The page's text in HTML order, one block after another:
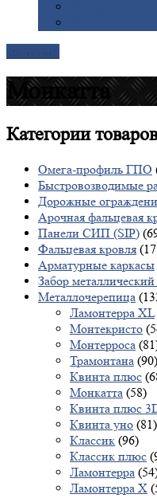
Монкатта
Категориитоваров
Омега-профиль ГПО
Быстровозводимые
Дорожные
Арочная фальцевая
Панели СИП (SIP)
Фальцевая кровля
Арматурные каркасы
Забор
Металлочерепица
Ламонтерра XL
Монтекристо
Монтерроса
Трамонтана (90)
Квинта плюс
Монкатта (58)
Квинта плюс
Квинта уно (81)
Классик (96)
Классик плюс
Ламонтерра
Ламонтерра X